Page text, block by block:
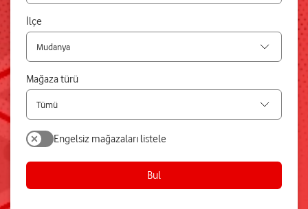
İlçe
Mağaza türü
Bul
Engelsiz mağazaları listele